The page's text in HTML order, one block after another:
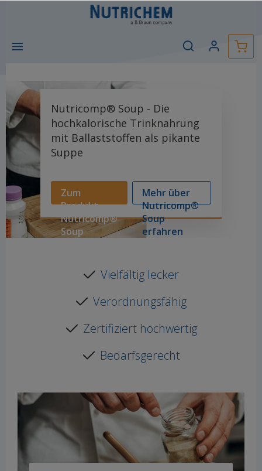
Nutricomp® Soup - Die
hochkalorische Trinknahrung
mit Ballaststoffen als pikante
Suppe
Zum
Produkt
Nutricomp®
Soup
Mehr über
Nutricomp®
Soup
erfahren
Vielfältig lecker
Verordnungsfähig
Zertifiziert hochwertig
Bedarfsgerecht